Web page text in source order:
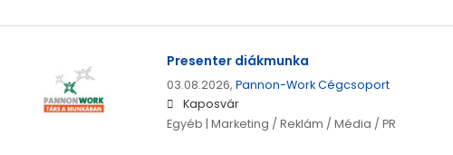
Presenter diákmunka
03.08.2026, Pannon-Work Cégcsoport
Kaposvár
Egyéb | Marketing / Reklám / Média / PR